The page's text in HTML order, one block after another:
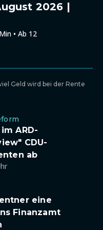
2026 |
• Ab 12
Geld wird bei der Rente
ARD-
CDU-
ab
eine
Finanzamt